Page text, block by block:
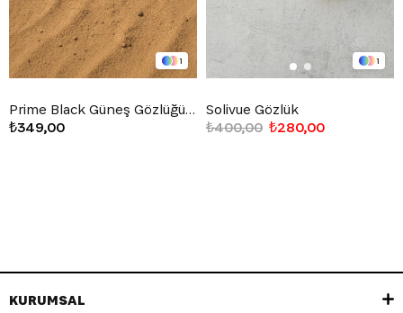
1
Prime Black Güneş Gözlüğü Siyah
₺349,00
1
Solivue Gözlük
₺280,00
₺400,00
KURUMSAL